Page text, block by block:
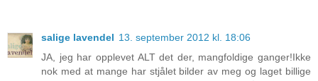
salige lavendel 13. september 2012 kl. 18:06
JA, jeg har opplevet ALT det der, mangfoldige ganger!Ikke
nok med at mange har stjålet bilder av meg og laget billige